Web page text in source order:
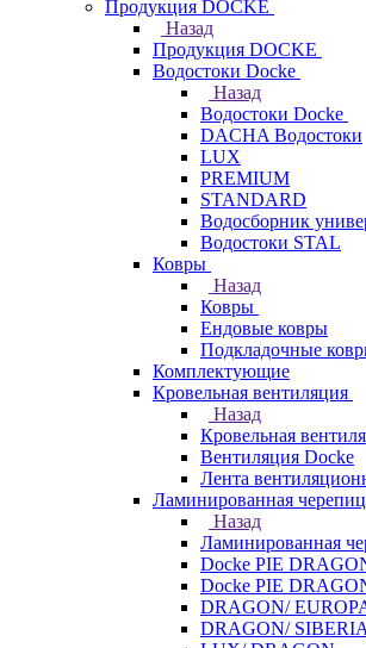
Продукция DOCKE
Назад
Продукция DOCKE
Водостоки Docke
Назад
Водостоки Docke
DACHA Водостоки
LUX
PREMIUM
STANDARD
Водосборник
Водостоки STAL
Ковры
Назад
Ковры
Ендовые ковры
Подкладочные
Комплектующие
Кровельная вентиляция
Назад
Кровельная
Вентиляция Docke
Лента
Ламинированная
Назад
Ламинированная
Docke PIE
Docke PIE
DRAGON/
DRAGON/ SIBERIA